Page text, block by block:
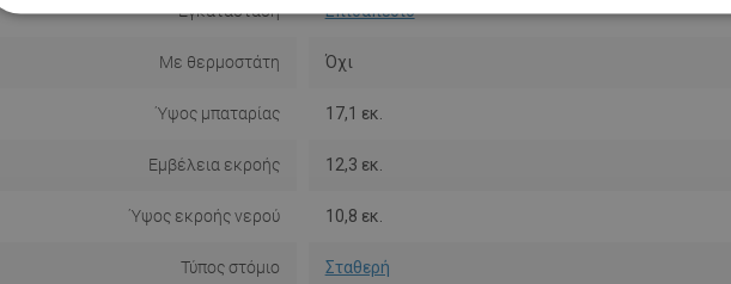
Εγκατάσταση Επιδαπέδιο
Με θερμοστάτη Όχι
Ύψος μπαταρίας 17,1 εκ.
Εμβέλεια εκροής 12,3 εκ.
Ύψος εκροής νερού 10,8 εκ.
Τύπος στόμιο Σταθερή